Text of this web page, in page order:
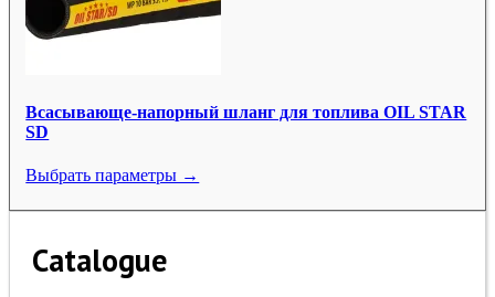
Всасывающе-напорный шланг для топлива OIL STAR
SD
Выбрать параметры →
Catalogue